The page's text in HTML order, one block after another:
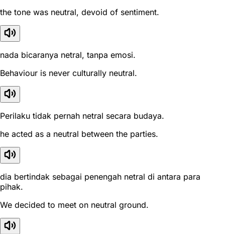
the tone was neutral, devoid of sentiment.
nada bicaranya netral, tanpa emosi.
Behaviour is never culturally neutral.
Perilaku tidak pernah netral secara budaya.
he acted as a neutral between the parties.
dia bertindak sebagai penengah netral di antara para
pihak.
We decided to meet on neutral ground.